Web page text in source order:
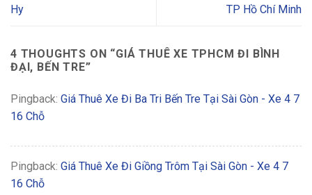
Hy
TP Hồ Chí Minh
4 THOUGHTS ON “GIÁ THUÊ XE TPHCM ĐI BÌNH
ĐẠI, BẾN TRE”
Pingback: Giá Thuê Xe Đi Ba Tri Bến Tre Tại Sài Gòn - Xe 4 7
16 Chỗ
Pingback: Giá Thuê Xe Đi Giồng Trôm Tại Sài Gòn - Xe 4 7
16 Chỗ